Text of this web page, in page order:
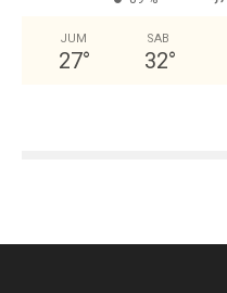
JUM
27°
SAB
32°